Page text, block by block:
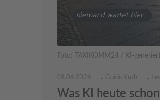
Foto: TAXIKOMM24 / KI-
08.06.2026 - Guido Kuth -
Was KI heute